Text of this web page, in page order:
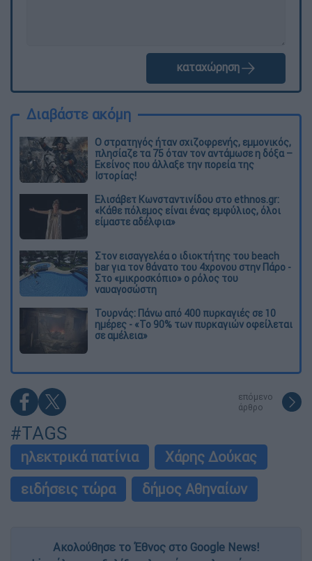
καταχώρηση
Διαβάστε ακόμη
O στρατηγός ήταν σχιζοφρενής, εμμονικός,
πλησίαζε τα 75 όταν τον αντάμωσε η δόξα –
Εκείνος που άλλαξε την πορεία της
Ιστορίας!
Ελισάβετ Κωνσταντινίδου στο ethnos.gr:
«Κάθε πόλεμος είναι ένας εμφύλιος, όλοι
είμαστε αδέλφια»
Στον εισαγγελέα ο ιδιοκτήτης του beach
bar για τον θάνατο του 4χρονου στην Πάρο -
Στο «μικροσκόπιο» ο ρόλος του
ναυαγοσώστη
Τουρνάς: Πάνω από 400 πυρκαγιές σε 10
ημέρες - «Το 90% των πυρκαγιών οφείλεται
σε αμέλεια»
επόμενο
άρθρο
#TAGS
ηλεκτρικά πατίνια
Χάρης Δούκας
ειδήσεις τώρα
δήμος Αθηναίων
Ακολούθησε το Έθνος στο Google News!